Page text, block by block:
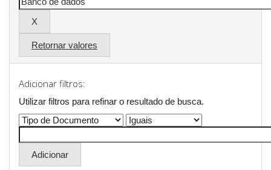
Retornar valores
Adicionar filtros:
Utilizar filtros para refinar o resultado de busca.